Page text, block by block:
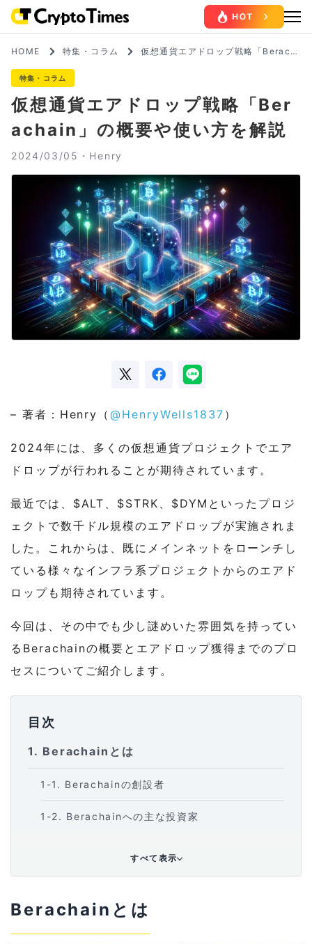
HOME 特集・コラム
仮想通貨エアドロップ戦略「Berach
特集・コラム
仮想通貨エアドロップ戦略「Ber
achain」の概要や使い方を解説
2024/03/05・ Henry
– 著者：Henry（@HenryWells1837 ）
2024年には、多くの仮想通貨プロジェクトでエア
ドロップが行われることが期待されています。
最近では、$ALT、$STRK、$DYMといったプロジ
ェクトで数千ドル規模のエアドロップが実施されま
した。これからは、既にメインネットをローンチし
ている様々なインフラ系プロジェクトからのエアド
ロップも期待されています。
今回は、その中でも少し謎めいた雰囲気を持ってい
るBerachainの概要とエアドロップ獲得までのプロ
セスについてご紹介します。
目次
1 Berachainとは
1-1 Berachainの創設者
1-2 Berachainへの主な投資家
1-4 抑えておくべきトークンの種類
1-4-1 $BERAの概要と入手方法
すべて表示
Berachainとは